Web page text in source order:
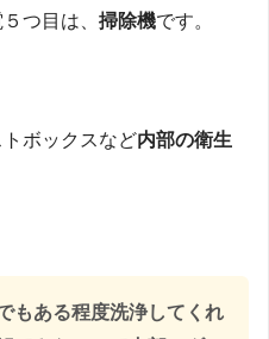
つ目は、 掃除機です。
ボックスなど内部の衛生
もある程度洗浄してくれ